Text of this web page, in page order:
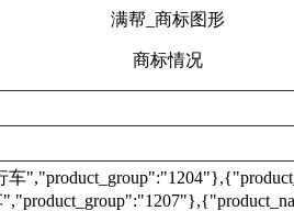
满帮_商标图形
商标情况
车